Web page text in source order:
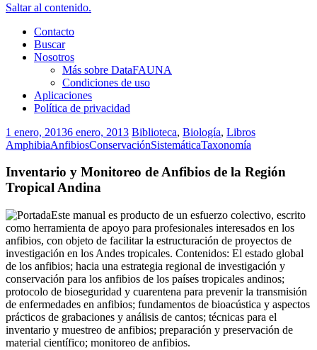
Saltar al contenido.
Contacto
Buscar
Nosotros
Más sobre DataFAUNA
Condiciones de uso
Aplicaciones
Política de privacidad
1 enero, 20136 enero, 2013 Biblioteca, Biología, Libros
AmphibiaAnfibiosConservaciónSistemáticaTaxonomía
Inventario y Monitoreo de Anfibios de la Región
Tropical Andina
Este manual es producto de un esfuerzo colectivo, escrito
como herramienta de apoyo para profesionales interesados en los
anfibios, con objeto de facilitar la estructuración de proyectos de
investigación en los Andes tropicales. Contenidos: El estado global
de los anfibios; hacia una estrategia regional de investigación y
conservación para los anfibios de los países tropicales andinos;
protocolo de bioseguridad y cuarentena para prevenir la transmisión
de enfermedades en anfibios; fundamentos de bioacústica y aspectos
prácticos de grabaciones y análisis de cantos; técnicas para el
inventario y muestreo de anfibios; preparación y preservación de
material científico; monitoreo de anfibios.